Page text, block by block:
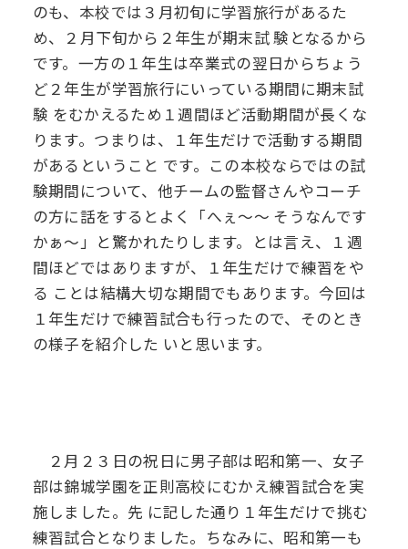
のも、本校では３月初旬に学習旅行があるた
め、２月下旬から２年生が期末試験となるから
です。一方の１年生は卒業式の翌日からちょう
ど２年生が学習旅行にいっている期間に期末試
験 をむかえるため１週間ほど活動期間が長くな
ります。つまりは、１年生だけで活動する期間
があるということ です。この本校ならではの試
験期間について、他チームの監督さんやコーチ
の方に話をするとよく「へぇ～～ そうなんです
かぁ～」と驚かれたりします。とは言え、１週
間ほどではありますが、１年生だけで練習をや
る ことは結構大切な期間でもあります。今回は
１年生だけで練習試合も行ったので、そのとき
の様子を紹介した いと思います。
２月２３日の祝日に男子部は昭和第一、女子
部は錦城学園を正則高校にむかえ練習試合を実
施しました。先 に記した通り１年生だけで挑む
練習試合となりました。ちなみに、昭和第一も